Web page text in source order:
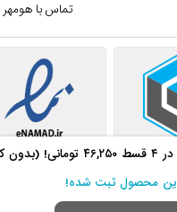
۴۶,۲۵۰ تومانی! (بدون ۵۰+ نفر!
این محصول ثبت شده!
۵۰+ نفر!
تماس با هومهر
کلیه حقوق این سایت متعلق به